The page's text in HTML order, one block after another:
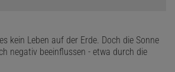
kein Leben auf der Erde. Doch die Sonne
negativ beeinflussen - etwa durch die